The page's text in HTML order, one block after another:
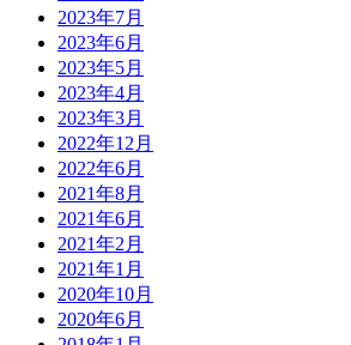
2023年7月
2023年6月
2023年5月
2023年4月
2023年3月
2022年12月
2022年6月
2021年8月
2021年6月
2021年2月
2021年1月
2020年10月
2020年6月